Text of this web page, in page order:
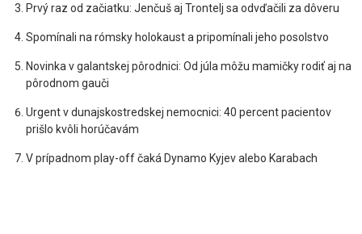
Prvý raz od začiatku: Jenčuš aj Trontelj sa odvďačili za dôveru
Spomínali na rómsky holokaust a pripomínali jeho posolstvo
Novinka v galantskej pôrodnici: Od júla môžu mamičky rodiť aj na
pôrodnom gauči
Urgent v dunajskostredskej nemocnici: 40 percent pacientov
prišlo kvôli horúčavám
V prípadnom play-off čaká Dynamo Kyjev alebo Karabach